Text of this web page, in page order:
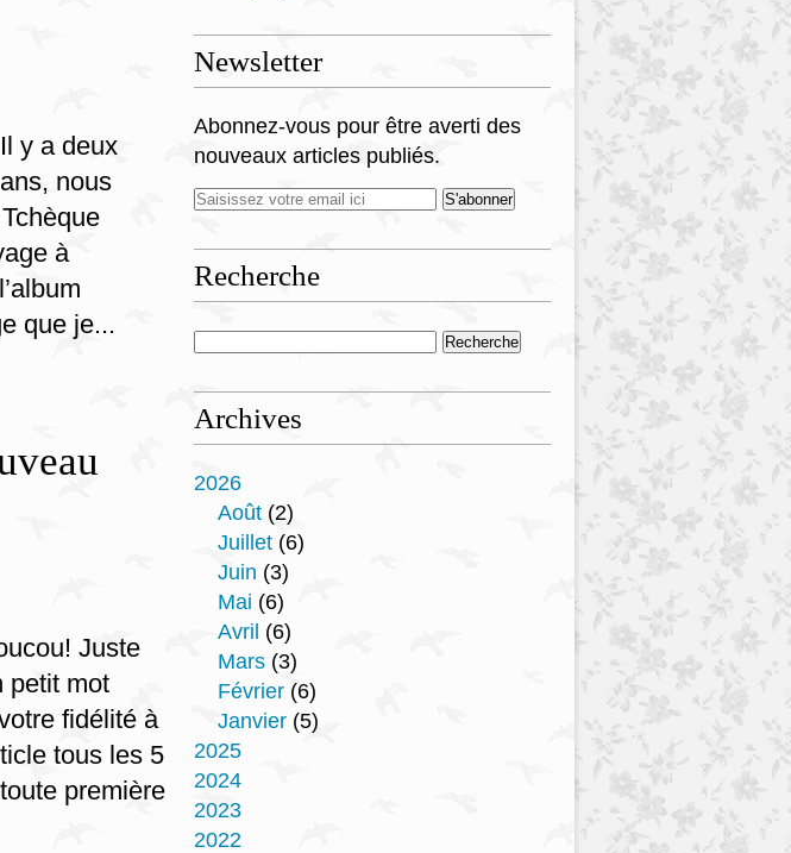
Il y a deux
ans, nous
à
que je...
Juste
petit mot
fidélité à
tous les 5
première
Newsletter
Abonnez-vous pour être averti des
nouveaux articles publiés.
Recherche
Archives
2026
Août (2)
Juillet (6)
Juin (3)
Mai (6)
Avril (6)
Mars (3)
Février (6)
Janvier (5)
2025
2024
2023
2022